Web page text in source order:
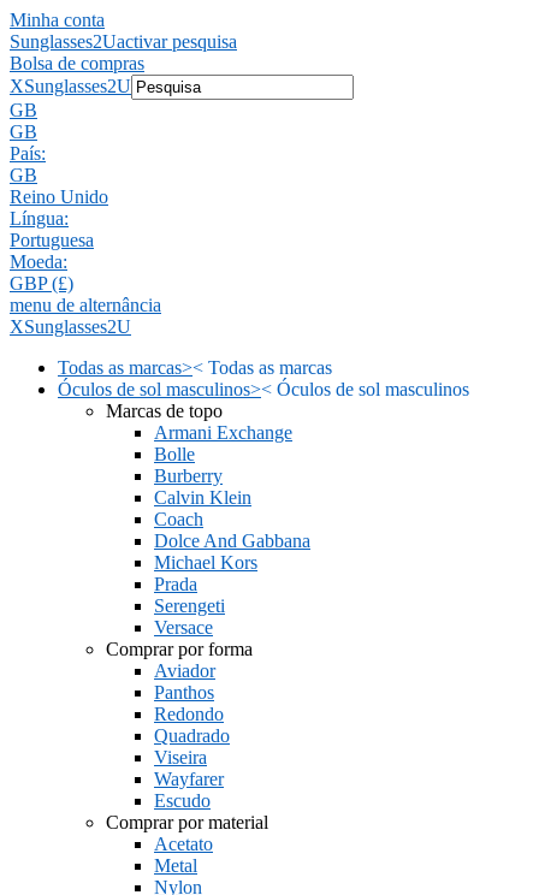
Minha conta
Sunglasses2Uactivar pesquisa
Bolsa de compras
XSunglasses2U
GB
GB
País:
GB
Reino Unido
Língua:
Portuguesa
Moeda:
GBP (£)
menu de alternância
XSunglasses2U
Todas as marcas>< Todas as marcas
Óculos de sol masculinos>< Óculos de sol masculinos
Marcas de topo
Armani Exchange
Bolle
Burberry
Calvin Klein
Coach
Dolce And Gabbana
Michael Kors
Prada
Serengeti
Versace
Comprar por forma
Aviador
Panthos
Redondo
Quadrado
Viseira
Wayfarer
Escudo
Comprar por material
Acetato
Metal
Nylon